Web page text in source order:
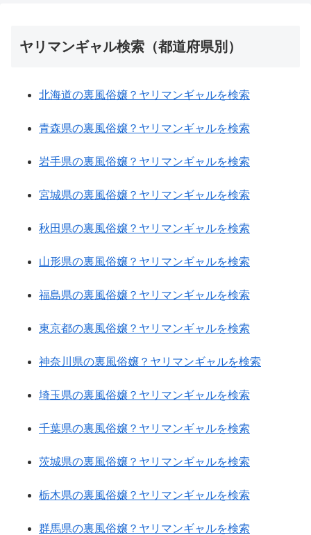
ヤリマンギャル検索（都道府県別）
北海道の裏風俗嬢？ヤリマンギャルを検索
青森県の裏風俗嬢？ヤリマンギャルを検索
岩手県の裏風俗嬢？ヤリマンギャルを検索
宮城県の裏風俗嬢？ヤリマンギャルを検索
秋田県の裏風俗嬢？ヤリマンギャルを検索
山形県の裏風俗嬢？ヤリマンギャルを検索
福島県の裏風俗嬢？ヤリマンギャルを検索
東京都の裏風俗嬢？ヤリマンギャルを検索
神奈川県の裏風俗嬢？ヤリマンギャルを検索
埼玉県の裏風俗嬢？ヤリマンギャルを検索
千葉県の裏風俗嬢？ヤリマンギャルを検索
茨城県の裏風俗嬢？ヤリマンギャルを検索
栃木県の裏風俗嬢？ヤリマンギャルを検索
群馬県の裏風俗嬢？ヤリマンギャルを検索